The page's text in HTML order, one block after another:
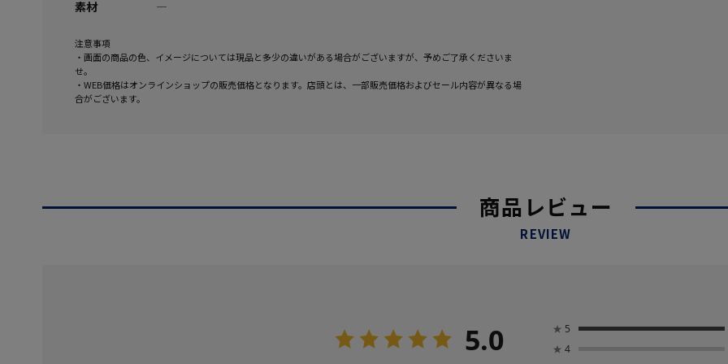
素材 ―
注意事項
・画面の商品の色、イメージについては現品と多少の違いがある場合がございますが、予めご了承くださいま
せ。
・WEB価格はオンラインショップの販売価格となります。店頭とは、一部販売価格およびセール内容が異なる場
合がございます。
商品レビュー
REVIEW
5.0 ★ 5
★ 4